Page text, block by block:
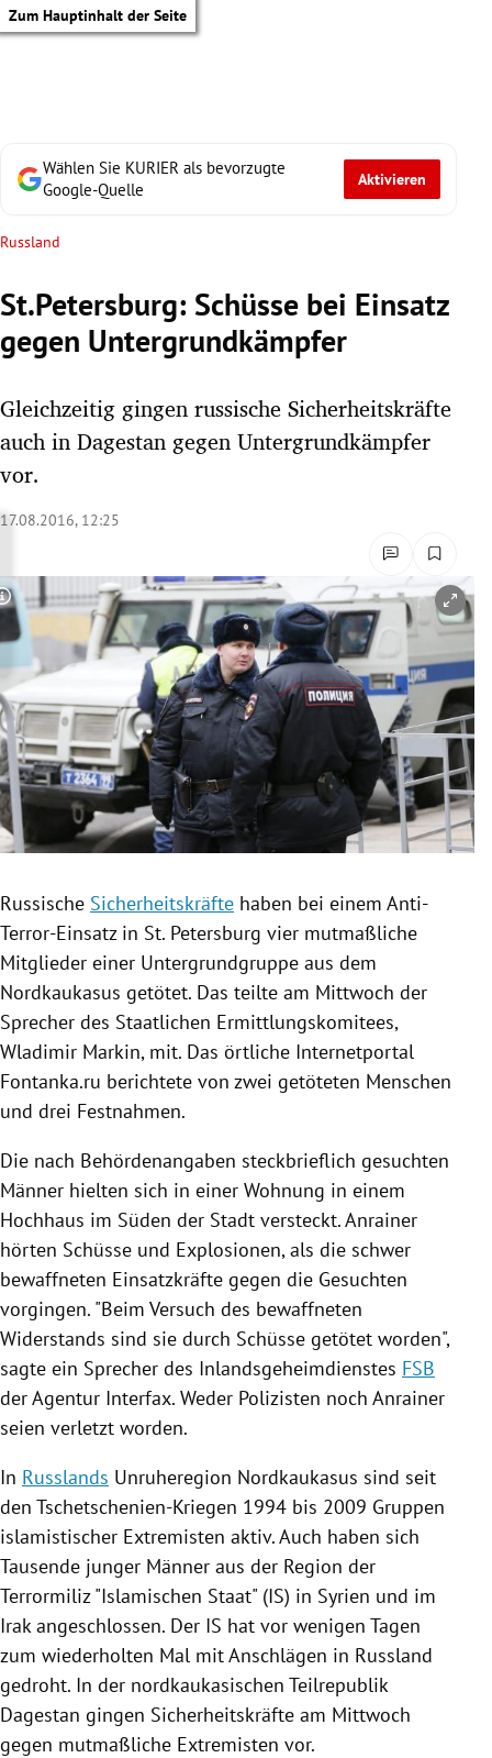
Zum Hauptinhalt der Seite
Untermenü
Untermenü
Untermenü
Untermenü
Untermenü
Untermenü
Untermenü
Wählen Sie KURIER als bevorzugte
Google-Quelle
Aktivieren
Russland
St.Petersburg: Schüsse bei Einsatz
gegen Untergrundkämpfer
Gleichzeitig gingen russische Sicherheitskräfte
auch in Dagestan gegen Untergrundkämpfer
vor.
17.08.2016, 12:25
Copyright-Hinweis öffnen/schließen
Russische Sicherheitskräfte haben bei einem Anti-
Terror-Einsatz in St. Petersburg vier mutmaßliche
Mitglieder einer Untergrundgruppe aus dem
Nordkaukasus getötet. Das teilte am Mittwoch der
Sprecher des Staatlichen Ermittlungskomitees,
Wladimir Markin, mit. Das örtliche Internetportal
Fontanka.ru berichtete von zwei getöteten Menschen
und drei Festnahmen.
Die nach Behördenangaben steckbrieflich gesuchten
Männer hielten sich in einer Wohnung in einem
Hochhaus im Süden der Stadt versteckt. Anrainer
hörten Schüsse und Explosionen, als die schwer
bewaffneten Einsatzkräfte gegen die Gesuchten
vorgingen. "Beim Versuch des bewaffneten
Widerstands sind sie durch Schüsse getötet worden",
sagte ein Sprecher des Inlandsgeheimdienstes FSB
der Agentur Interfax. Weder Polizisten noch Anrainer
seien verletzt worden.
In Russlands Unruheregion Nordkaukasus sind seit
den Tschetschenien-Kriegen 1994 bis 2009 Gruppen
islamistischer Extremisten aktiv. Auch haben sich
Tausende junger Männer aus der Region der
Terrormiliz "Islamischen Staat" (IS) in Syrien und im
Irakangeschlossen. Der IS hat vor wenigen Tagen
zum wiederholten Mal mit Anschlägen in Russland
gedroht. In der nordkaukasischen Teilrepublik
Dagestan gingen Sicherheitskräfte am Mittwoch
gegen mutmaßliche Extremisten vor.